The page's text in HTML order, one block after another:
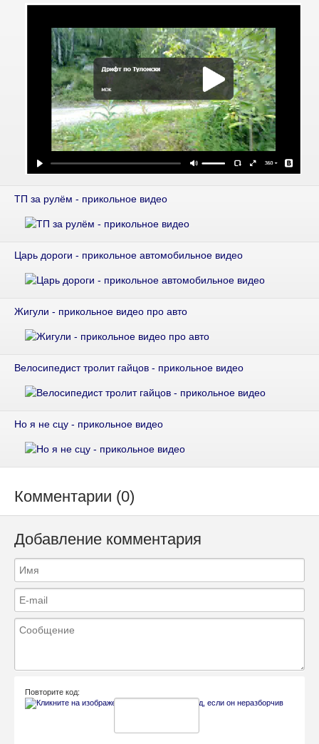
ТП за рулём - прикольное видео
Царь дороги - прикольное автомобильное видео
Жигули - прикольное видео про авто
Велосипедист тролит гайцов - прикольное видео
Но я не сцу - прикольное видео
Комментарии (0)
Добавление комментария
Повторите код: